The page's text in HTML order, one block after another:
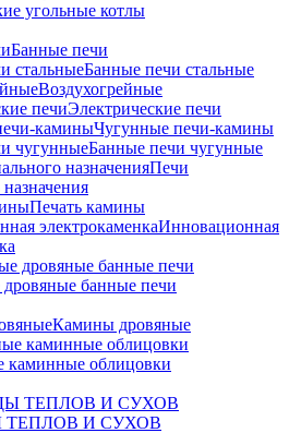
угольные котлы
Банные печи
Банные печи стальные
Воздухогрейные
Электрические печи
Чугунные печи-камины
Банные печи чугунные
Печи
Печать камины
Инновационная
банные печи
Камины дровяные
каминные облицовки
И СУХОВ